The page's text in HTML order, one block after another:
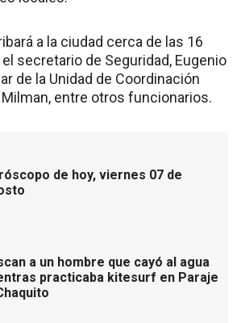
a la ciudad cerca de las 16
secretario de Seguridad, Eugenio
de la Unidad de Coordinación
Milman, entre otros funcionarios.
de hoy, viernes 07 de
a un hombre que cayó al agua
practicaba kitesurf en Paraje